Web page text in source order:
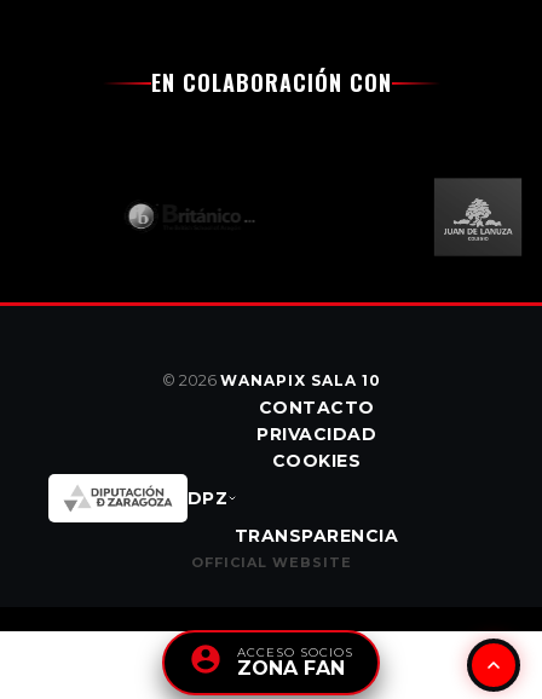
ACCESO SOCIOS
ZONA FAN
EN COLABORACIÓN CON
© 2026 WANAPIX SALA 10
CONTACTO
PRIVACIDAD
COOKIES
DPZ
TRANSPARENCIA
OFFICIAL WEBSITE